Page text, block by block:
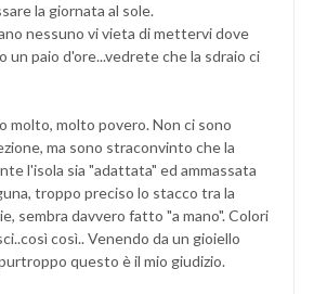
la giornata al sole.
nessuno vi vieta di mettervi dove
un paio d'ore...vedrete che la sdraio ci
molto, molto povero. Non ci sono
ma sono straconvinto che la
l'isola sia "adattata" ed ammassata
troppo preciso lo stacco tra la
sembra davvero fatto "a mano". Colori
così.. Venendo da un gioiello
questo è il mio giudizio.